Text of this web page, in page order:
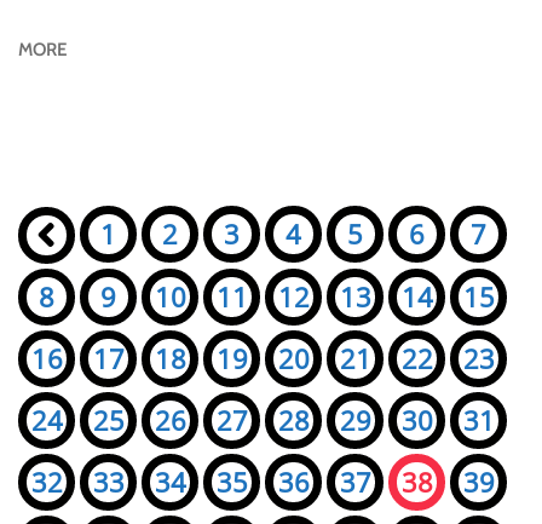
MORE
Seiten:
« 1 2 3 4 5 6
7
8
9 10 11 12 13 14
15
16
17 18 19 20 21 22
23
24
25 26 27 28 29 30
31
32
33 34 35 36 37 38
39